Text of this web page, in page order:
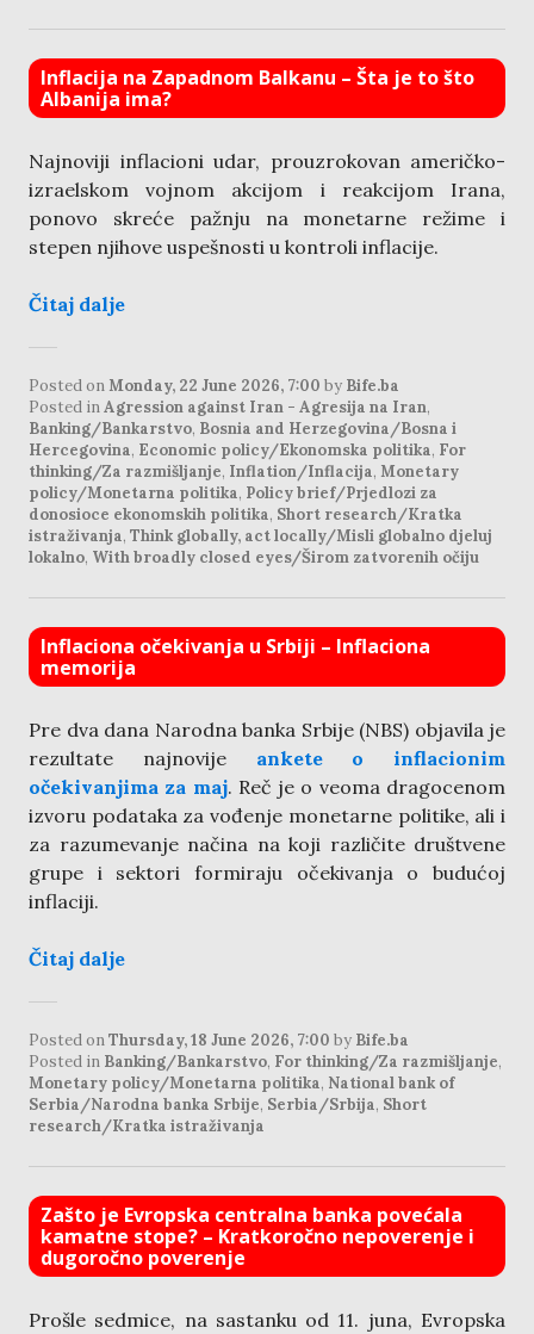
Inflacija na Zapadnom Balkanu – Šta je to što
Albanija ima?
Najnoviji inflacioni udar, prouzrokovan američko-
izraelskom vojnom akcijom i reakcijom Irana,
ponovo skreće pažnju na monetarne režime i
stepen njihove uspešnosti u kontroli inflacije.
Čitaj dalje
Posted on Monday, 22 June 2026, 7:00 by Bife.ba
Posted inAgression against Iran - Agresija na Iran,
Banking/Bankarstvo, Bosnia and Herzegovina/Bosna i
Hercegovina, Economic policy/Ekonomska politika, For
thinking/Za razmišljanje, Inflation/Inflacija, Monetary
policy/Monetarna politika, Policy brief/Prjedlozi za
donosioce ekonomskih politika, Short research/Kratka
istraživanja, Think globally, act locally/Misli globalno djeluj
lokalno, With broadly closed eyes/Širom zatvorenih očiju
Inflaciona očekivanja u Srbiji – Inflaciona
memorija
Pre dva dana Narodna banka Srbije (NBS) objavila je
rezultate najnovije ankete o inflacionim
očekivanjima za maj. Reč je o veoma dragocenom
izvoru podataka za vođenje monetarne politike, ali i
za razumevanje načina na koji različite društvene
grupe i sektori formiraju očekivanja o budućoj
inflaciji.
Čitaj dalje
Posted onThursday, 18 June 2026, 7:00 by Bife.ba
Posted in Banking/Bankarstvo, For thinking/Za razmišljanje,
Monetary policy/Monetarna politika, National bank of
Serbia/Narodna banka Srbije, Serbia/Srbija, Short
research/Kratka istraživanja
Zašto je Evropska centralna banka povećala
kamatne stope? – Kratkoročno nepoverenje i
dugoročno poverenje
Prošle sedmice, na sastanku od 11. juna, Evropska